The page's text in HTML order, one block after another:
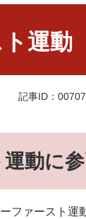
運動
記事ID：
動に
ファースト